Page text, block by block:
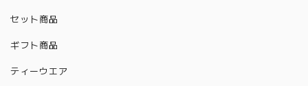
セット商品
ギフト商品
ティーウエア